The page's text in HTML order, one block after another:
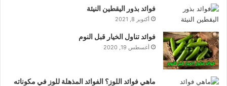
فوائد بذور اليقطين النيئة
أكتوبر 8, 2021
فوائد تناول الخيار قبل النوم
أغسطس 19, 2020
ماهي فوائد اللوز؟ الفوائد المذهلة للوز في مكوناته